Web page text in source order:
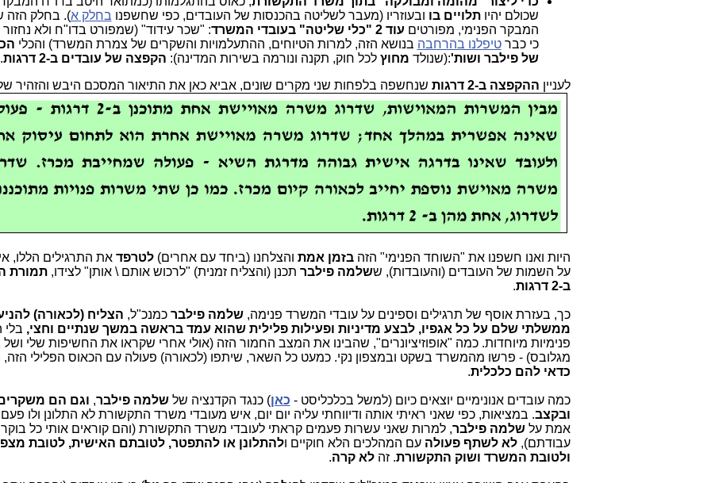
שכולם יהיותלויים בו ובעוזריו (מעבר לשליטה בהכנסות של העובדים, כפי שחשפנו בחלק א). בחלק הזה
המבקר הפנימי, מפורטים עוד 2 "כלי שליטה" בעובדי המשרד
: "שכר עידוד" (שמפורט בדו"ח ולא נחזור
כי כברטיפלנו בהרחבה בנושא הזה, למרות הטיוחים, ההתעלמויות והשקרים של צמרת המשרד) והכלי
של פילבר ושות':(שנולד מחוץלכל חוק, תקנה ונורמה בשירות המדינה): הקפצה של עובדים ב-2 דרגות
.
לעניין ההקפצה ב-2 דרגות שנחשפה בלפחות שני מקרים שונים, אביא כאן את התיאור המסכם היבש והזהיר
היות ואנו חשפנו את "השוחד הפנימי" הזהבזמן אמת והצלחנו (ביחד עם אחרים)לטרפדאת התרגילים הללו,
על השמות של העובדים (והעובדות), ששלמה פילבר תכנן (והצליח זמנית) "לרכוש אותם \ אותן" לצידו,תמורת
ב-2 דרגות
.
כך, בעזרת אוסף של תרגילים וספינים על עובדי המשרד פנימה,שלמה פילבר כמנכ"ל, הצליח (לכאורה)
ממשלתי שלם על כל אגפיו, לבצע מדיניות ופעילות פלילית שהוא עמד בראשה במשך שנתיים וחצי, בלי
פנימיות מיוחדות. כמה "אופוזיציונרים", שהבינו את המצב החמור הזה (אולי אחרי שקראו את החשיפות שלי ושל
מגלובס) - פרשו מהמשרד בשקט ובמצפון נקי. כמעט כל השאר, שיתפו (לכאורה) פעולה עם הכאוס הפלילי הזה,
כדאי להם כלכלית.
כמה עובדים אנונימיים יוצאים כיום (למשל בכלכליסט - כאן) כנגד הקדנציה שלשלמה פילבר, וגם הם
ובקצב. במציאות, כפי שאני ראיתי אותה ודיווחתי עליה יום יום, איש מעובדי משרד התקשורת לא התלונן ולו
אמת עלשלמה פילבר, למרות שאני עשרות פעמים קראתי לעובדי משרד התקשורת (והם קוראים אותי כל
עבודתם),לא לשתף פעולה עם המהלכים הלא חוקיים ולהתלונן או להתפטר, לטובתם האישית, לטובת
ולטובת המשרד ושוק התקשורת. זהלא קרה.